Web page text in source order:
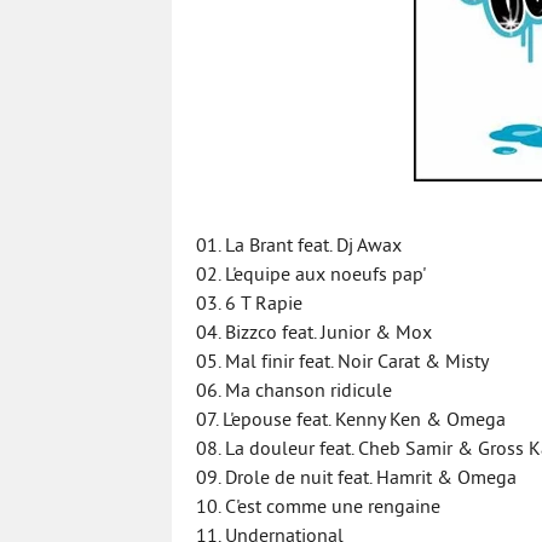
01. La Brant feat. Dj Awax
02. L'equipe aux noeufs pap'
03. 6 T Rapie
04. Bizzco feat. Junior & Mox
05. Mal finir feat. Noir Carat & Misty
06. Ma chanson ridicule
07. L'epouse feat. Kenny Ken & Omega
08. La douleur feat. Cheb Samir & Gross
09. Drole de nuit feat. Hamrit & Omega
10. C'est comme une rengaine
11. Undernational